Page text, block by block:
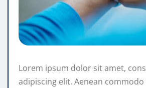
Lorem ipsum dolor sit amet,
adipiscing elit. Aenean